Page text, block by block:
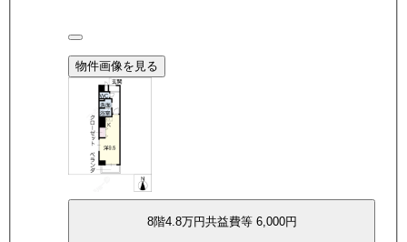
物件画像を見る
8階4.8万円共益費等 6,000円